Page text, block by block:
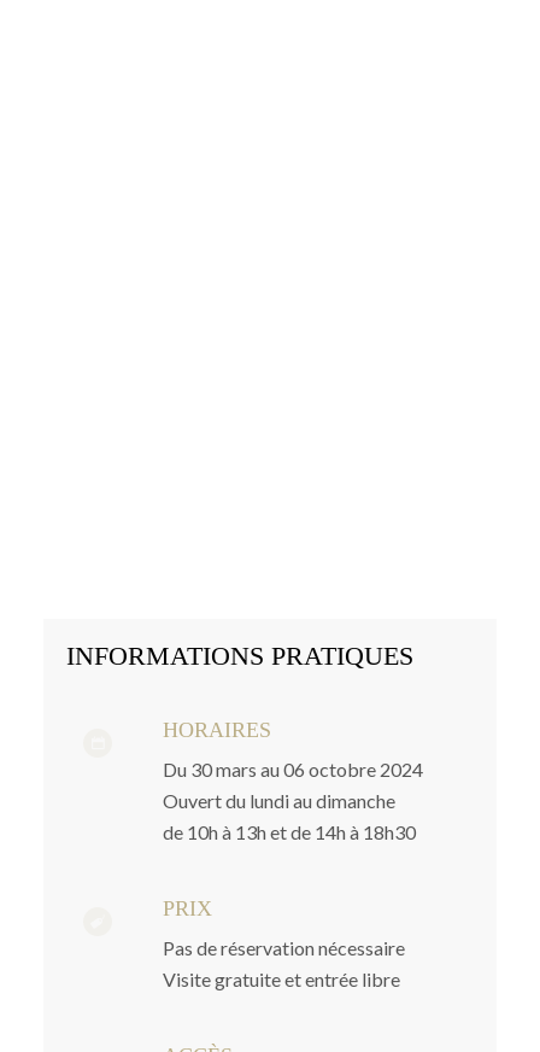
INFORMATIONS PRATIQUES
HORAIRES
Du 30 mars au 06 octobre 2024
Ouvert du lundi au dimanche
de 10h à 13h et de 14h à 18h30
PRIX
Pas de réservation nécessaire
Visite gratuite et entrée libre